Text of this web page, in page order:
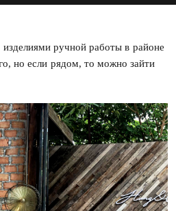
ручной работы в районе
но если рядом, то можно зайти